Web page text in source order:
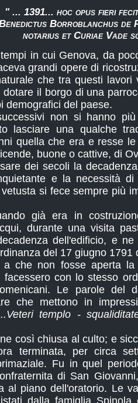
" ... 1391... hoc opus fieri
Borroblanchus de
notarius et Curiae Vade
in cui Genova, da
grandi opere di
che tra questi lavori
dotare il borgo di una
demografici del paese.
non si hanno
lasciare una qualche
quella che era e resse
buone o cattive, di
dei secoli la
e la necessità
si fece sempre più
già era in
durante una visita
dell'edificio, e ne
del 17 giugno 1791
che non fosse aperta la
facessero con lo stesso
Le parole del
che mettono in
templo -
così chiusa al culto; e
terminata, per circa
Fu in quel
di San
al piano dell'oratorio. Le